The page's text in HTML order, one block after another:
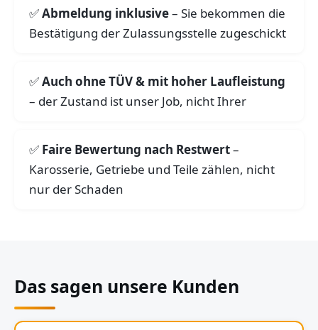
Abmeldung inklusive– Sie bekommen die
Bestätigung der Zulassungsstelle zugeschickt
Auch ohne TÜV & mit hoher Laufleistung
– der Zustand ist unser Job, nicht Ihrer
Faire Bewertung nach Restwert–
Karosserie, Getriebe und Teile zählen, nicht
nur der Schaden
Das sagen unsere Kunden